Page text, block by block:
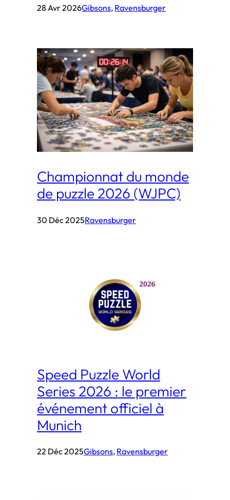
28 Avr 2026Gibsons, Ravensburger
Championnat du monde
de puzzle 2026 (WJPC)
30 Déc 2025Ravensburger
Speed Puzzle World
Series 2026 : le premier
événement officiel à
Munich
22 Déc 2025Gibsons, Ravensburger